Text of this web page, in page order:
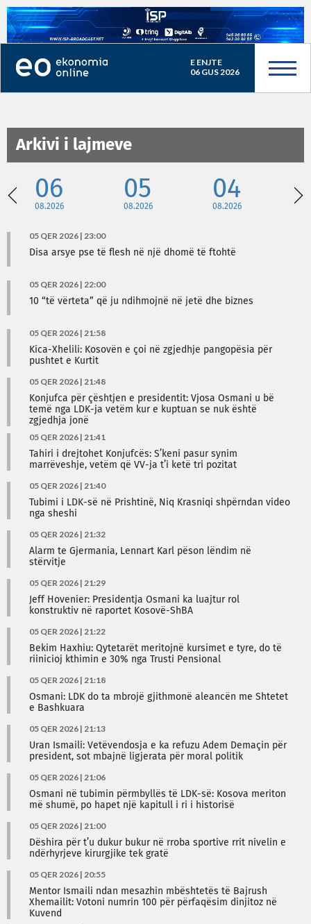
E ENJTE
06 GUS 2026
Arkivi i lajmeve
06
08.2026
05
08.2026
04
08.2026
05 QER 2026 | 23:00
Disa arsye pse të flesh në një dhomë të ftohtë
05 QER 2026 | 22:00
10 “të vërteta” që ju ndihmojnë në jetë dhe biznes
05 QER 2026 | 21:58
Kica-Xhelili: Kosovën e çoi në zgjedhje pangopësia për
pushtet e Kurtit
05 QER 2026 | 21:48
Konjufca për çështjen e presidentit: Vjosa Osmani u bë
temë nga LDK-ja vetëm kur e kuptuan se nuk është
zgjedhja jonë
05 QER 2026 | 21:41
Tahiri i drejtohet Konjufcës: S’keni pasur synim
marrëveshje, vetëm që VV-ja t’i ketë tri pozitat
05 QER 2026 | 21:40
Tubimi i LDK-së në Prishtinë, Niq Krasniqi shpërndan video
nga sheshi
05 QER 2026 | 21:32
Alarm te Gjermania, Lennart Karl pëson lëndim në
stërvitje
05 QER 2026 | 21:29
Jeff Hovenier: Presidentja Osmani ka luajtur rol
konstruktiv në raportet Kosovë-ShBA
05 QER 2026 | 21:22
Bekim Haxhiu: Qytetarët meritojnë kursimet e tyre, do të
riinicioj kthimin e 30% nga Trusti Pensional
05 QER 2026 | 21:18
Osmani: LDK do ta mbrojë gjithmonë aleancën me Shtetet
e Bashkuara
05 QER 2026 | 21:13
Uran Ismaili: Vetëvendosja e ka refuzu Adem Demaçin për
president, sot mbajnë ligjerata për moral politik
05 QER 2026 | 21:06
Osmani në tubimin përmbyllës të LDK-së: Kosova meriton
më shumë, po hapet një kapitull i ri i historisë
05 QER 2026 | 21:00
Dëshira për t’u dukur bukur në rroba sportive rrit nivelin e
ndërhyrjeve kirurgjike tek gratë
05 QER 2026 | 20:55
Mentor Ismaili ndan mesazhin mbështetës të Bajrush
Xhemailit: Votoni numrin 100 për përfaqësim dinjitoz në
Kuvend